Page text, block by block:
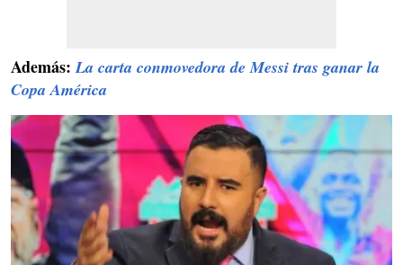
Además:La carta conmovedora de Messi tras ganar la
Copa América